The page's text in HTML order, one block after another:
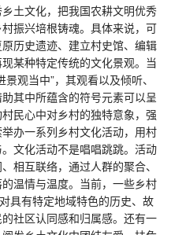
文化，把我国农耕文明优秀
振兴培根铸魂。具体来说，可
历史遗迹、建立村史馆、编辑
某种特定传统的文化景观。当
观当中”，其观看以及倾听、
其中所蕴含的符号元素可以呈
民心中对乡村的独特意象，强
办一系列乡村文化活动，用村
文化活动不是唱唱跳跳。活动
相互联络，通过人群的聚合、
温情与温度。当前，一些乡村
具有特定地域特色的历史、故
社区认同感和归属感。还有一